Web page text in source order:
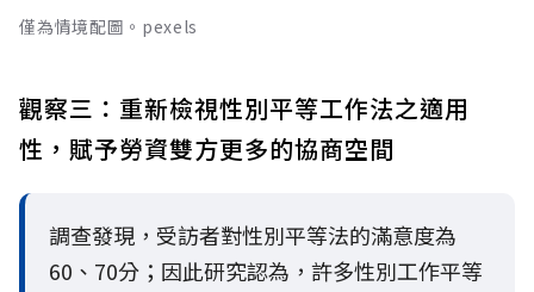
僅為情境配圖。pexels
觀察三：重新檢視性別平等工作法之適用
性，賦予勞資雙方更多的協商空間
調查發現，受訪者對性別平等法的滿意度為
60、70分；因此研究認為，許多性別工作平等